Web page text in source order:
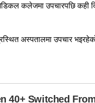
कलेजमा उपचारपछि कही
अस्पतालमा उपचार